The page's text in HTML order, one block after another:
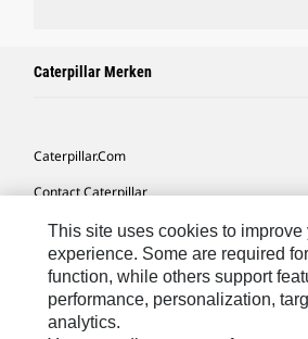
Caterpillar Merken
Caterpillar.com
Contact Caterpillar
Mijn Marketingvoorkeuren
Site Map
Cookie Settings
Legal
This site uses cookies to improve
experience. Some are required
function, while others support
performance, personalization,
analytics.